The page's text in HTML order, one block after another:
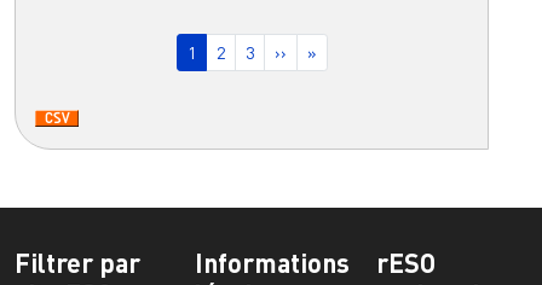
Page courante
1 Page
2 Page
3 Page suivante
›› Dernière page
»
Filtrer par
Informations
rESO